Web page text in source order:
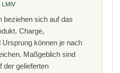
LMIV
beziehen sich auf das
Charge,
können je nach
Maßgeblich sind
der gelieferten